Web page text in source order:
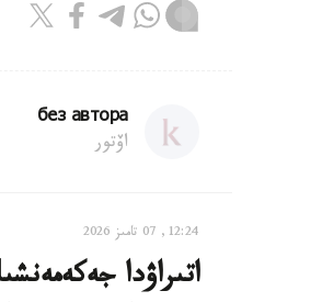
без автора
اۆتور
12:24, 07 تامىز 2026
اتىراۋدا